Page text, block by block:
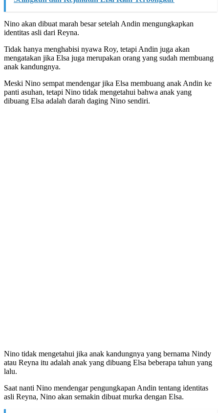
Nino akan dibuat marah besar setelah Andin mengungkapkan
identitas asli dari Reyna.
Tidak hanya menghabisi nyawa Roy, tetapi Andin juga akan
mengatakan jika Elsa juga merupakan orang yang sudah membuang
anak kandungnya.
Meski Nino sempat mendengar jika Elsa membuang anak Andin ke
panti asuhan, tetapi Nino tidak mengetahui bahwa anak yang
dibuang Elsa adalah darah daging Nino sendiri.
Nino tidak mengetahui jika anak kandungnya yang bernama Nindy
atau Reyna itu adalah anak yang dibuang Elsa beberapa tahun yang
lalu.
Saat nanti Nino mendengar pengungkapan Andin tentang identitas
asli Reyna, Nino akan semakin dibuat murka dengan Elsa.